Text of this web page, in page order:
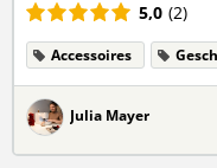
5,0 (2)
Accessoires
Julia Mayer